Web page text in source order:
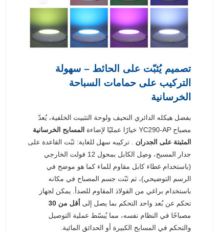
تصميم يُثبّت على الحائط – سهولة
التركيب على حمامات السباحة
الخرسانية
بفضل هيكله الدائري النحيف ولوحة التثبيت الخلفية، يُعدّ
مصباح YC290-AP خيارًا عمليًا لإضاءة
المسابح الخرسانية
المثبتة على الجدران . تركيبه سهل للغاية: ثبّت القاعدة على
جدار المسبح، وصِل الكابل بمحول 12 فولت الخارجي
(باستخدام غطاء كابل مقاوم للماء كما هو موضح في
الرسم التوضيحي)، ثم ثبّت جسم المصباح في مكانه
باستخدام براغي من الفولاذ المقاوم للصدأ. يمكن لجهاز
تحكم عن بُعد واحد التحكم بما يصل إلى أقل من 30
مصباحًا في النظام نفسه، مما يُبسّط عملية التوصيل
والتحكم في المسابح الكبيرة أو الحدائق المائية.